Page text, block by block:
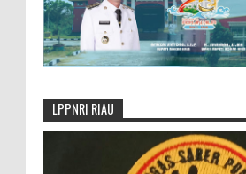
LPPNRI RIAU